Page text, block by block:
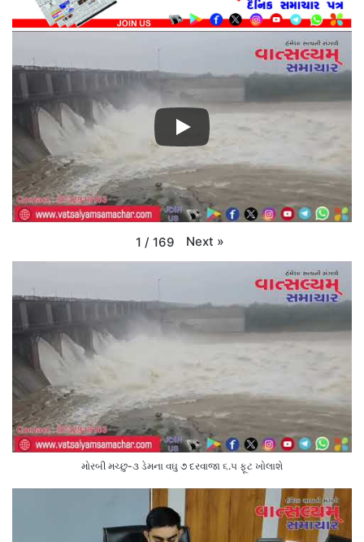
1 / 169 Next »
મોરબી મચ્છુ-૩ ડેમના વઘુ ૭ દરવાજા ૬.૫ ફૂટ ખોલાશે